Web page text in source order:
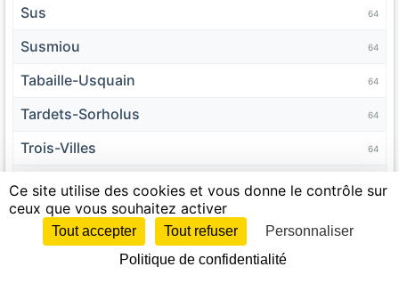
Sus 64
Susmiou 64
Tabaille-Usquain 64
Tardets-Sorholus 64
Trois-Villes 64
Urdos
Verdets
Viellenave-de-Navarrenx
Ce site utilise des cookies et vous donne le contrôle sur
ceux que vous souhaitez activer
Tout accepter Tout refuser
Personnaliser
Politique de confidentialité